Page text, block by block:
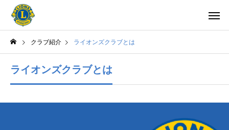
クラブ紹介 ライオンズクラブとは
ライオンズクラブとは